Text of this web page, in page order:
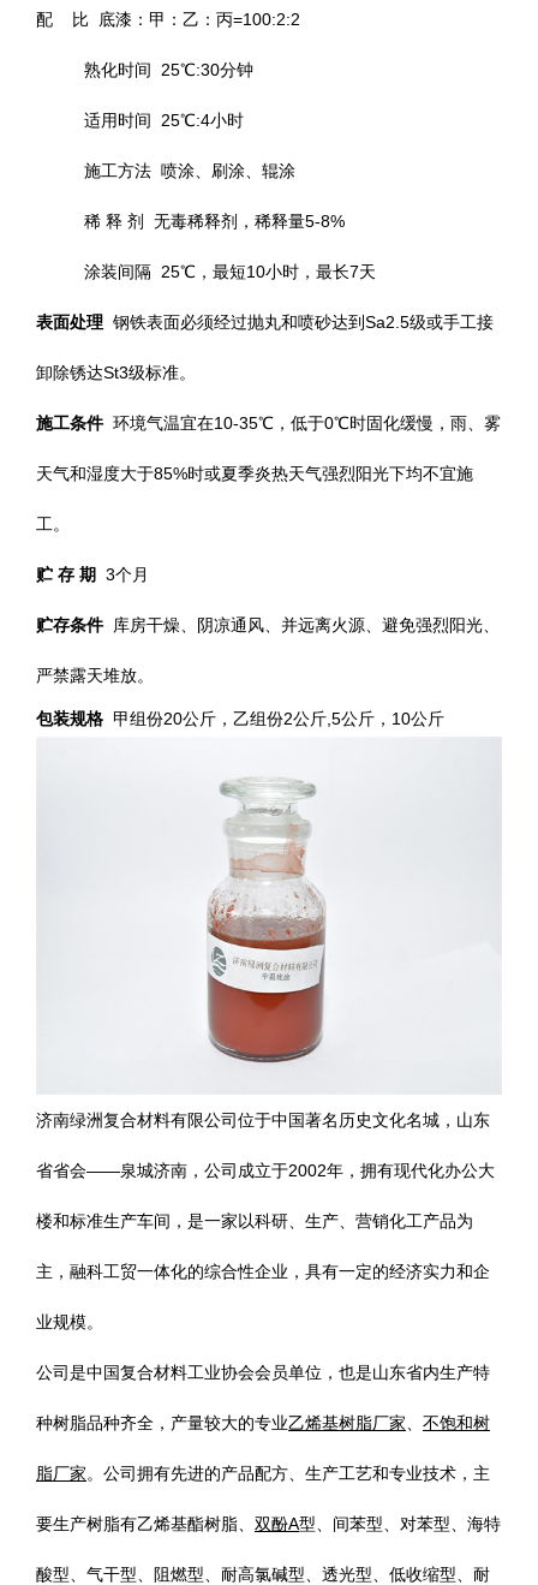
配 比 底漆：甲：乙：丙=100:2:2
熟化时间 25℃:30分钟
适用时间 25℃:4小时
施工方法 喷涂、刷涂、辊涂
稀 释 剂 无毒稀释剂，稀释量5-8%
涂装间隔 25℃，最短10小时，最长7天
表面处理 钢铁表面必须经过抛丸和喷砂达到Sa2.5级或手工接
卸除锈达St3级标准。
施工条件环境气温宜在10-35℃，低于0℃时固化缓慢，雨、雾
天气和湿度大于85%时或夏季炎热天气强烈阳光下均不宜施
工。
贮 存 期 3个月
贮存条件库房干燥、阴凉通风、并远离火源、避免强烈阳光、
严禁露天堆放。
包装规格 甲组份20公斤，乙组份2公斤,5公斤，10公斤
济南绿洲复合材料有限公司位于中国著名历史文化名城，山东
省省会——泉城济南，公司成立于2002年，拥有现代化办公大
楼和标准生产车间，是一家以科研、生产、营销化工产品为
主，融科工贸一体化的综合性企业，具有一定的经济实力和企
业规模。
公司是中国复合材料工业协会会员单位，也是山东省内生产特
种树脂品种齐全，产量较大的专业乙烯基树脂厂家 不饱和树
脂厂家。公司拥有先进的产品配方、生产工艺和专业技术，主
要生产树脂有乙烯基酯树脂、 双酚A型、间苯型、对苯型、海特
酸型、气干型、阻燃型、耐高氯碱型、透光型、低收缩型、耐